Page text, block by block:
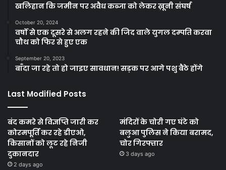
खलिहान कि जमीन पर अवैध कब्जा को लेकर ख़ूनी संघर्ष
October 20, 2024
वर्षों से एक दूसरे से अलग रहने की जिद वाले युगल दम्पति करवा
चौथ को फिर से हुए एक
September 20, 2023
बाँदा जा रहे तो हो जाइए सावधान! सड़क पर आगे पशु बैठे होंगे
Last Modified Posts
बंद कमरे से विज्ञप्ति जारी कर
कोरमपूर्ति कर रहे डीएओ,
किसानों को लूट रहे निजी
दुकानदार
2 days ago
मंदिरों के चोरी गए घंटे को
बलुआ पुलिस ने किया बरामद,
चोर गिरफ्तार
3 days ago